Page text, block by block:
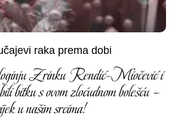
raka prema dobi
Zrinku Rendić-Miočević i
bitku s ovom zloćudnom bolešću –
u našim srcima!